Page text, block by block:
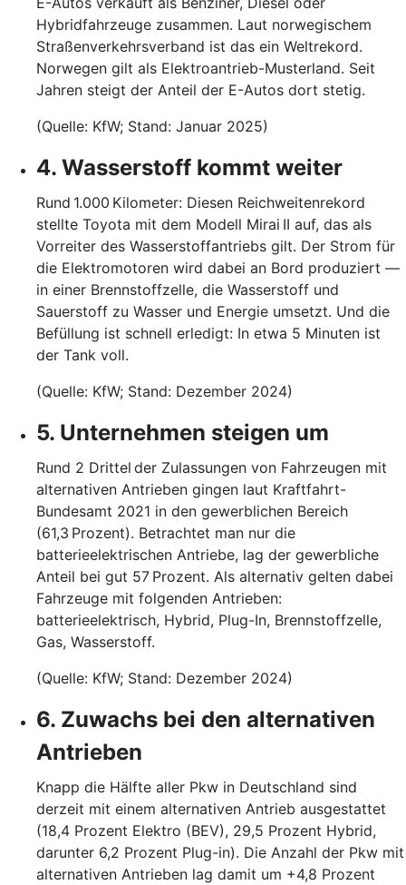
Hybridfahrzeuge zusammen. Laut norwegischem
Straßenverkehrsverband ist das ein Weltrekord.
Norwegen gilt als Elektroantrieb-Musterland. Seit
Jahren steigt der Anteil der E-Autos dort stetig.
(Quelle: KfW; Stand: Januar 2025)
4. Wasserstoff kommt weiter
Rund 1.000 Kilometer: Diesen Reichweitenrekord
stellte Toyota mit dem Modell Mirai II auf, das als
Vorreiter des Wasserstoffantriebs gilt. Der Strom für
die Elektromotoren wird dabei an Bord produziert —
in einer Brennstoffzelle, die Wasserstoff und
Sauerstoff zu Wasser und Energie umsetzt. Und die
Befüllung ist schnell erledigt: In etwa 5 Minuten ist
der Tank voll.
(Quelle: KfW; Stand: Dezember 2024)
5. Unternehmen steigen um
Rund 2 Drittel der Zulassungen von Fahrzeugen mit
alternativen Antrieben gingen laut Kraftfahrt-
Bundesamt 2021 in den gewerblichen Bereich
(61,3 Prozent). Betrachtet man nur die
batterieelektrischen Antriebe, lag der gewerbliche
Anteil bei gut 57 Prozent. Als alternativ gelten dabei
Fahrzeuge mit folgenden Antrieben:
batterieelektrisch, Hybrid, Plug-In, Brennstoffzelle,
Gas, Wasserstoff.
(Quelle: KfW; Stand: Dezember 2024)
6. Zuwachs bei den alternativen
Antrieben
Knapp die Hälfte aller Pkw in Deutschland sind
derzeit mit einem alternativen Antrieb ausgestattet
(18,4 Prozent Elektro (BEV), 29,5 Prozent Hybrid,
darunter 6,2 Prozent Plug-in). Die Anzahl der Pkw mit
alternativen Antrieben lag damit um +4,8 Prozent